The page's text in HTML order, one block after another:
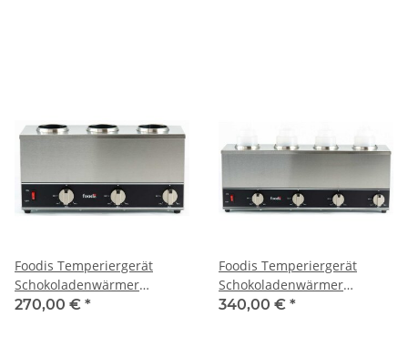
Foodis Temperiergerät
Schokoladenwärmer
Saucenwärmer dreifach
270,00 € *
Foodis Temperiergerät
Schokoladenwärmer
Saucenwärmer vierfach
340,00 € *